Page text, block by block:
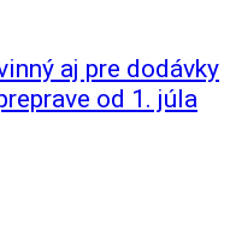
aj pre dodávky
od 1. júla